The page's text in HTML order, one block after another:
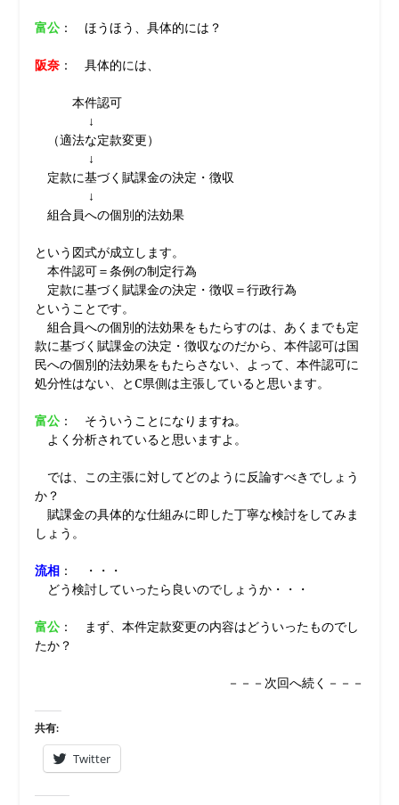
富公： ほうほう、具体的には？
阪奈： 具体的には、
本件認可
↓
（適法な定款変更）
↓
定款に基づく賦課金の決定・徴収
↓
組合員への個別的法効果
という図式が成立します。
本件認可＝条例の制定行為
定款に基づく賦課金の決定・徴収＝行政行為
ということです。
組合員への個別的法効果をもたらすのは、あくまでも定
款に基づく賦課金の決定・徴収なのだから、本件認可は国
民への個別的法効果をもたらさない、よって、本件認可に
処分性はない、とC県側は主張していると思います。
富公： そういうことになりますね。
よく分析されていると思いますよ。
では、この主張に対してどのように反論すべきでしょう
か？
賦課金の具体的な仕組みに即した丁寧な検討をしてみま
しょう。
流相： ・・・
どう検討していったら良いのでしょうか・・・
富公： まず、本件定款変更の内容はどういったものでし
たか？
－－－次回へ続く－－－
共有:
Twitter